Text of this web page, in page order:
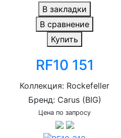
В закладки
В сравнение
Купить
RF10 151
Коллекция: Rockefeller
Бренд: Carus (BIG)
Цена по запросу